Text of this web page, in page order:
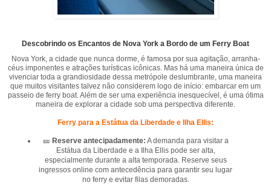
Descobrindo os Encantos de Nova York a Bordo de um Ferry Boat
Nova York, a cidade que nunca dorme, é famosa por sua agitação, arranha-
céus imponentes e atrações turísticas icônicas. Mas há uma maneira única de
vivenciar toda a grandiosidade dessa metrópole deslumbrante, uma maneira
que muitos visitantes talvez não considerem logo de início: embarcar em um
passeio de ferry boat. Além de ser uma experiência inesquecível, é uma ótima
maneira de explorar a cidade sob uma perspectiva diferente.
Ferry para a Estátua da Liberdade e Ilha Ellis:
🎫 Reserve antecipadamente: A demanda para visitar a
Estátua da Liberdade e a Ilha Ellis pode ser alta,
especialmente durante a alta temporada. Reserve seus
ingressos online com antecedência para garantir seu lugar
no ferry e evitar filas demoradas.